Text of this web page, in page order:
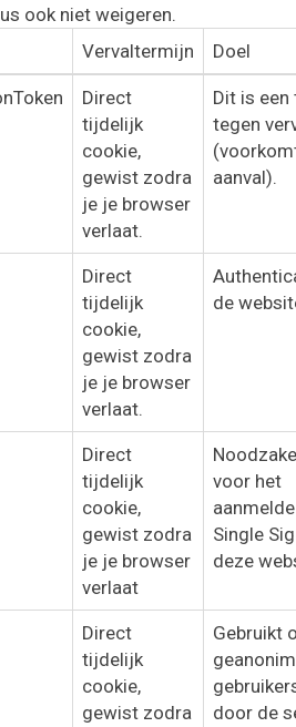
ook niet weigeren.
Vervaltermijn
Doel
Direct
tijdelijk
cookie,
gewist zodra
je je browser
verlaat.
Dit is een
tegen
aanval).
Direct
tijdelijk
cookie,
gewist zodra
je je browser
verlaat.
de
Direct
tijdelijk
cookie,
gewist zodra
je je browser
verlaat
voor het
Single
deze
Direct
tijdelijk
cookie,
gewist zodra
Gebruikt
door de